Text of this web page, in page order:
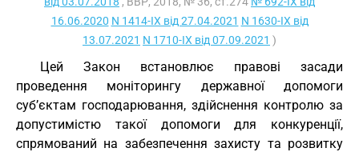
16.06.2020 N 1414-IX від 27.04.2021 N 1630-IX від
13.07.2021 N 1710-IX від 07.09.2021 )
Цей Закон встановлює правові засади
проведення моніторингу державної допомоги
суб’єктам господарювання, здійснення контролю за
допустимістю такої допомоги для конкуренції,
спрямований на забезпечення захисту та розвитку